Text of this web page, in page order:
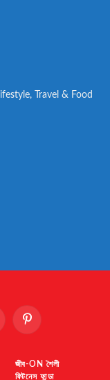
Travel & Food
Pinterest
জীব-ON শৈলী
ফিটনেস ফান্ডা